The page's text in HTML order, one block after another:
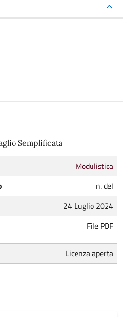
Semplificata
Modulistica
n. del
24 Luglio 2024
File PDF
Licenza aperta